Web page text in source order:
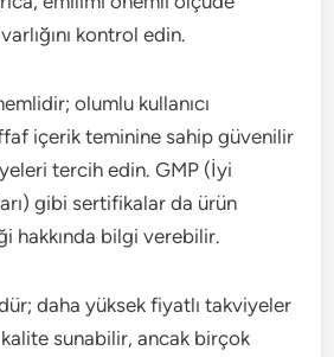
kontrol edin.
olumlu kullanıcı
içerik teminine sahip güvenilir
tercih edin. GMP (İyi
gibi sertifikalar da ürün
hakkında bilgi verebilir.
daha yüksek fiyatlı takviyeler
sunabilir, ancak birçok